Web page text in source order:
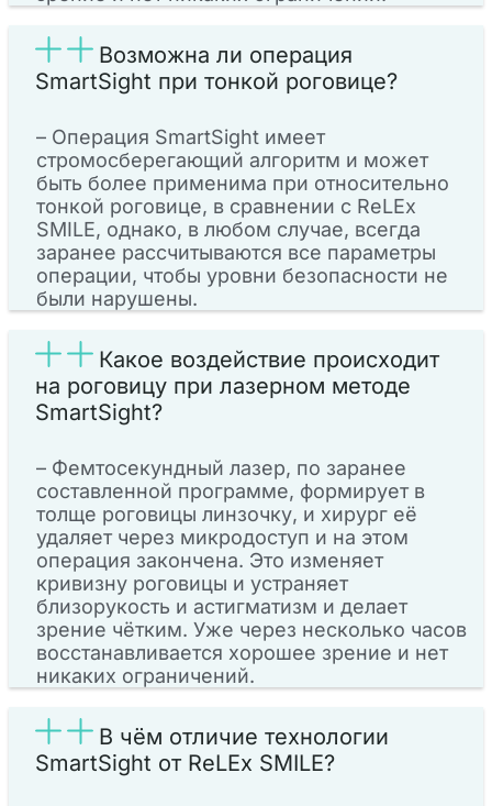
Возможна ли операция
SmartSight при тонкой роговице?
– Операция SmartSight имеет
стромосберегающий алгоритм и может
быть более применима при относительно
тонкой роговице, в сравнении с ReLEx
SMILE, однако, в любом случае, всегда
заранее рассчитываются все параметры
операции, чтобы уровни безопасности не
были нарушены.
Какое воздействие происходит
на роговицу при лазерном методе
SmartSight?
– Фемтосекундный лазер, по заранее
составленной программе, формирует в
толще роговицы линзочку, и хирург её
удаляет через микродоступ и на этом
операция закончена. Это изменяет
кривизну роговицы и устраняет
близорукость и астигматизм и делает
зрение чётким. Уже через несколько часов
восстанавливается хорошее зрение и нет
никаких ограничений.
В чём отличие технологии
SmartSight от ReLEx SMILE?